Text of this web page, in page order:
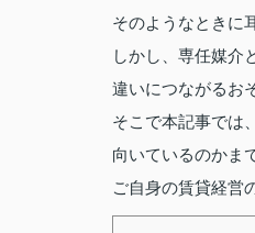
そのようなときに
しかし、専任媒介
違いにつながるお
そこで本記事では
向いているのかま
ご自身の賃貸経営